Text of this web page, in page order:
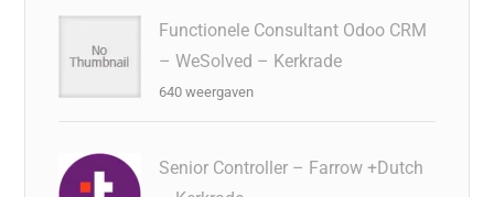
Functionele Consultant Odoo CRM
– WeSolved – Kerkrade
640 weergaven
Senior Controller – Farrow +Dutch